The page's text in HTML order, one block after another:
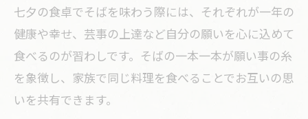
七夕和食にそばを選ぶ理由とその歴史
縁起を担ぐ七夕そば献立の工夫例
そばを使った縁起の良い七夕献立の考え
方
七夕の食卓でそばを味わう際には、それぞれが一年の
健康や幸せ、芸事の上達など自分の願いを心に込めて
食べるのが習わしです。そばの一本一本が願い事の糸
を象徴し、家族で同じ料理を食べることでお互いの思
いを共有できます。